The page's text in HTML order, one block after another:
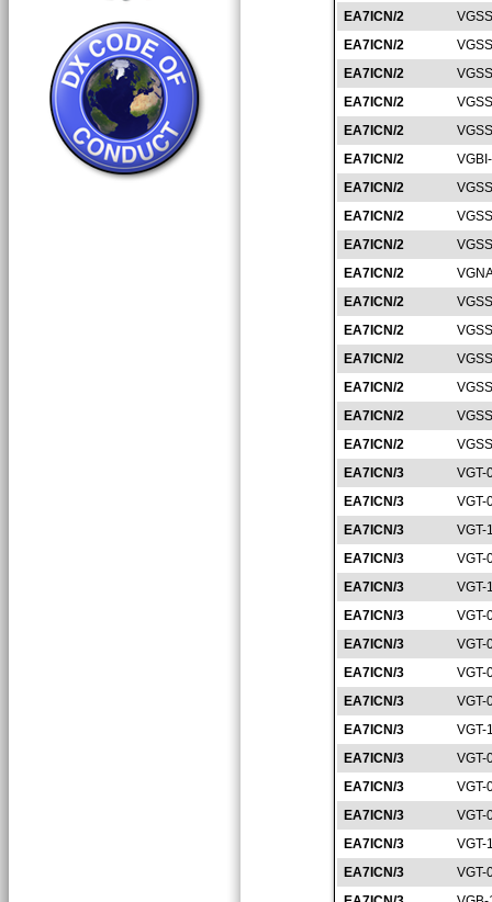
EA7ICN/2
EA7ICN/2
EA7ICN/2
EA7ICN/2
EA7ICN/2
EA7ICN/2
EA7ICN/2
EA7ICN/2
EA7ICN/2
EA7ICN/2
EA7ICN/2
EA7ICN/2
EA7ICN/2
EA7ICN/2
EA7ICN/2
EA7ICN/2
EA7ICN/3
VGT-
EA7ICN/3
VGT-
EA7ICN/3
VGT-
EA7ICN/3
VGT-
EA7ICN/3
VGT-
EA7ICN/3
VGT-
EA7ICN/3
VGT-
EA7ICN/3
VGT-
EA7ICN/3
VGT-
EA7ICN/3
VGT-
EA7ICN/3
VGT-
EA7ICN/3
VGT-
EA7ICN/3
VGT-
EA7ICN/3
VGT-
EA7ICN/3
VGT-